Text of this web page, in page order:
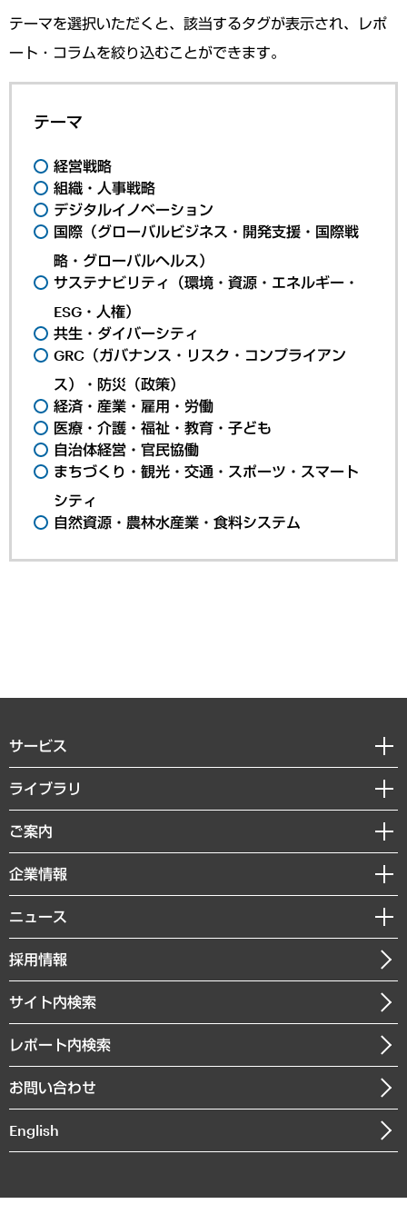
テーマを選択いただくと、該当するタグが表示され、レポ
ート・コラムを絞り込むことができます。
テーマ
経営戦略
組織・人事戦略
デジタルイノベーション
国際（グローバルビジネス・開発支援・国際戦
略・グローバルヘルス）
サステナビリティ（環境・資源・エネルギー・
ESG・人権）
共生・ダイバーシティ
GRC（ガバナンス・リスク・コンプライアン
ス）・防災（政策）
経済・産業・雇用・労働
医療・介護・福祉・教育・子ども
自治体経営・官民協働
まちづくり・観光・交通・スポーツ・スマート
シティ
自然資源・農林水産業・食料システム
サービス
経営戦略
組織・人事戦略
デジタルイノベーション
共生・ダイバーシティ
GRC（ガバナンス・リスク・コンプライアンス）・防災（政策）
経済・産業・雇用・労働
まちづくり・観光・交通・スポーツ・スマートシティ
自然資源・農林水産業・食料システム
ライブラリ
経済調査
レポート
コラム
経営用語集
受託・受注実績（官公庁関連）
メディア掲載・出演
ご案内
セミナー・イベント情報
MUFGビジネスセミナー
受託案件情報
企業情報
私たちの想い
社長メッセージ
会社概要
沿革
組織図・本部部室紹介
インドネシア現地法人
個人情報保護方針
ニュース
ニュースリリース
お知らせ
採用情報
サイト内検索
レポート内検索
お問い合わせ
English